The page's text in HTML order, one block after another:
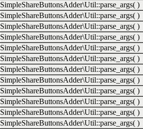
SimpleShareButtonsAdder\Util::parse_args( )
SimpleShareButtonsAdder\Util::parse_args( )
SimpleShareButtonsAdder\Util::parse_args( )
SimpleShareButtonsAdder\Util::parse_args( )
SimpleShareButtonsAdder\Util::parse_args( )
SimpleShareButtonsAdder\Util::parse_args( )
SimpleShareButtonsAdder\Util::parse_args( )
SimpleShareButtonsAdder\Util::parse_args( )
SimpleShareButtonsAdder\Util::parse_args( )
SimpleShareButtonsAdder\Util::parse_args( )
SimpleShareButtonsAdder\Util::parse_args( )
SimpleShareButtonsAdder\Util::parse_args( )